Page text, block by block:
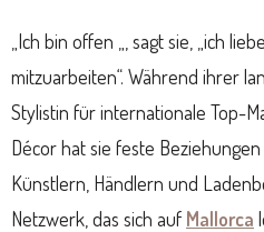
„Ich bin offen „, sagt sie, „ich
mitzuarbeiten“. Während ihrer
Stylistin für internationale Top-
Décor hat sie feste
Künstlern, Händlern und
Netzwerk, das sich auf Mallorca